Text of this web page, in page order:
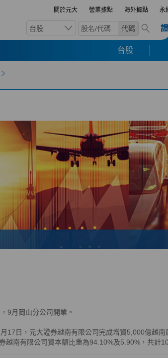
關於元大 營業據點 海外據點 永
台股 代碼
台股
9月岡山分公司開業。
17日，元大證券越南有限公司完成增資5,000億越
越南有限公司資本額比重為94.10%及5.90%，共計